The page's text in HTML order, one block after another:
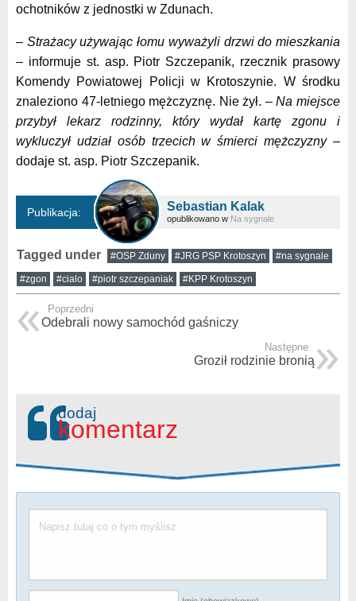
ochotników z jednostki w Zdunach.
– Strażacy używając łomu wyważyli drzwi do mieszkania
– informuje st. asp. Piotr Szczepanik, rzecznik prasowy
Komendy Powiatowej Policji w Krotoszynie. W środku
znaleziono 47-letniego mężczyznę. Nie żył. – Na miejsce
przybył lekarz rodzinny, który wydał kartę zgonu i
wykluczył udział osób trzecich w śmierci mężczyzny–
dodaje st. asp. Piotr Szczepanik.
Publikacja: Sebastian Kalak
opublikowano w Na sygnale
Tagged under #OSP Zduny #JRG PSP Krotoszyn #na sygnale
#zgon #cialo #piotr szczepaniak #KPP Krotoszyn
Poprzedni
Odebrali nowy samochód gaśniczy
Następne
Groził rodzinie bronią
dodaj
komentarz